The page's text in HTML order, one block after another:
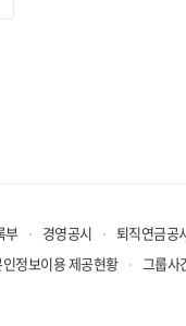
부 경영공시 퇴직연금공
정보이용 제공현황 그룹사